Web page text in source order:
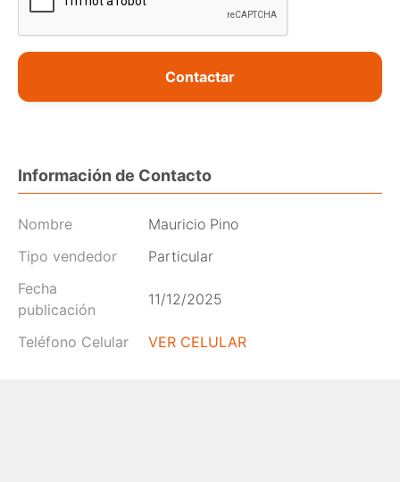
Contactar
Información de Contacto
Nombre
Mauricio Pino
Tipo vendedor
Particular
Fecha
publicación
11/12/2025
Teléfono Celular VER CELULAR